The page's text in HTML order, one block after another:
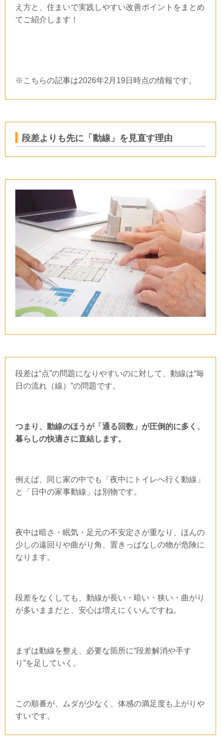
え方と、住まいで実践しやすい改善ポイントをまとめ
てご紹介します！
※こちらの記事は2026年2 月 19 日時点の情報です。
段差よりも先に「動線」を見直す理由
段差は“点”の問題になりやすいのに対して、動線は“毎
日の流れ（線）”の問題です。
つまり、動線のほうが「通る回数」が圧倒的に多く、
暮らしの快適さに直結します。
例えば、同じ家の中でも「夜中にトイレへ行く動線」
と「日中の家事動線」は別物です。
夜中は暗さ・眠気・足元の不安定さが重なり、ほんの
少しの遠回りや曲がり角、置きっぱなしの物が危険に
なります。
段差をなくしても、動線が長い・暗い・狭い・曲がり
が多いままだと、安心は増えにくいんですね。
まずは動線を整え、必要な箇所に“段差解消や手す
り”を足していく。
この順番が、ムダが少なく、体感の満足度も上がりや
すいです。